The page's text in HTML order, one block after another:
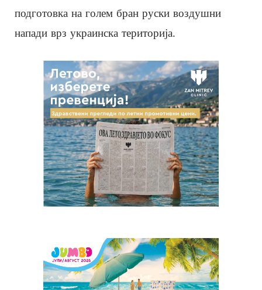
подготовка на голем бран руски воздушни
напади врз украинска територија.